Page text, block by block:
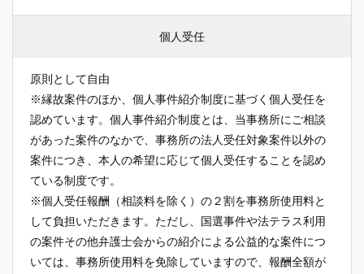
個人受任
原則として自由
※縁故案件のほか、個人事件紹介制度に基づく個人受任を
認めています。個人事件紹介制度とは、当事務所にご相談
があった案件のなかで、事務所の法人受任対象案件以外の
案件につき、本人の希望に応じて個人受任することを認め
ている制度です。
※個人受任報酬（相談料を除く）の２割を事務所使用料と
して負担いただきます。ただし、国選事件や法テラス利用
の案件その他弁護士会からの紹介による公益的な案件につ
いては、事務所使用料を免除していますので、報酬全額が